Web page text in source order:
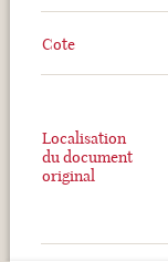
Cote
Localisation
du document
original